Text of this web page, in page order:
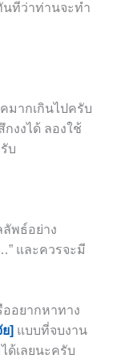
นทีว่าท่านจะทำ
มากเกินไปครับ
งงได้ ลองใช้
บ
ลัพธ์อย่าง
และควรจะมี
อยากหาทาง
] แบบที่จบงาน
ด้เลยนะครับ